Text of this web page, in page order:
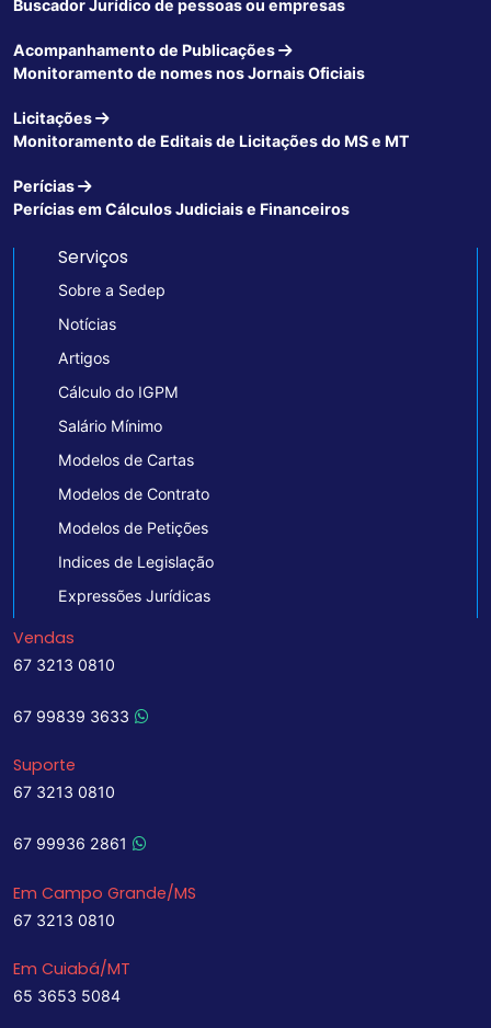
Buscador Jurídico de pessoas ou empresas
Acompanhamento de Publicações
Monitoramento de nomes nos Jornais Oficiais
Licitações
Monitoramento de Editais de Licitações do MS e MT
Perícias
Perícias em Cálculos Judiciais e Financeiros
Serviços
Sobre a Sedep
Notícias
Artigos
Cálculo do IGPM
Salário Mínimo
Modelos de Cartas
Modelos de Contrato
Modelos de Petições
Indices de Legislação
Expressões Jurídicas
Vendas
67 3213 0810
67 99839 3633
Suporte
67 3213 0810
67 99936 2861
Em Campo Grande/MS
67 3213 0810
Em Cuiabá/MT
65 3653 5084